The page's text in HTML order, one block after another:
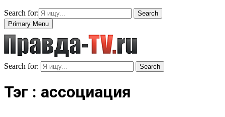
Search for:
Search
Primary Menu
Search for: Search
Тэг : ассоциация